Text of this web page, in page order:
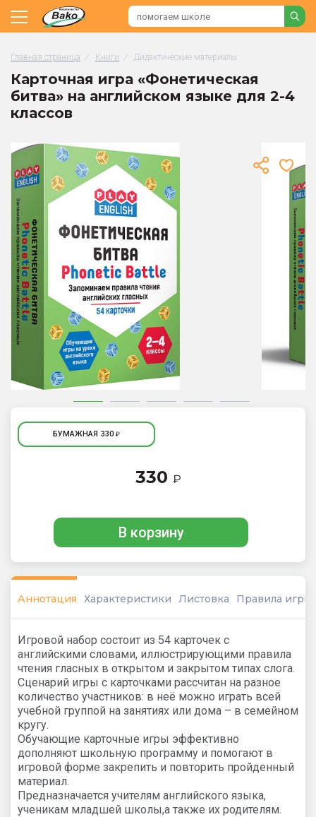
Главная страница / Книги / Дидактические материалы
Карточная игра «Фонетическая
битва» на английском языке для 2-4
классов
БУМАЖНАЯ 330 ₽
330 ₽
В корзину
Аннотация Характеристики Листовка Правила игры
Игровой набор состоит из 54 карточек с
английскими словами, иллюстрирующими правила
чтения гласных в открытом и закрытом типах слога.
Сценарий игры с карточками рассчитан на разное
количество участников: в неё можно играть всей
учебной группой на занятиях или дома – в семейном
кругу.
Обучающие карточные игры эффективно
дополняют школьную программу и помогают в
игровой форме закрепить и повторить пройденный
материал.
Предназначается учителям английского языка,
ученикам младшей школы,а также их родителям.